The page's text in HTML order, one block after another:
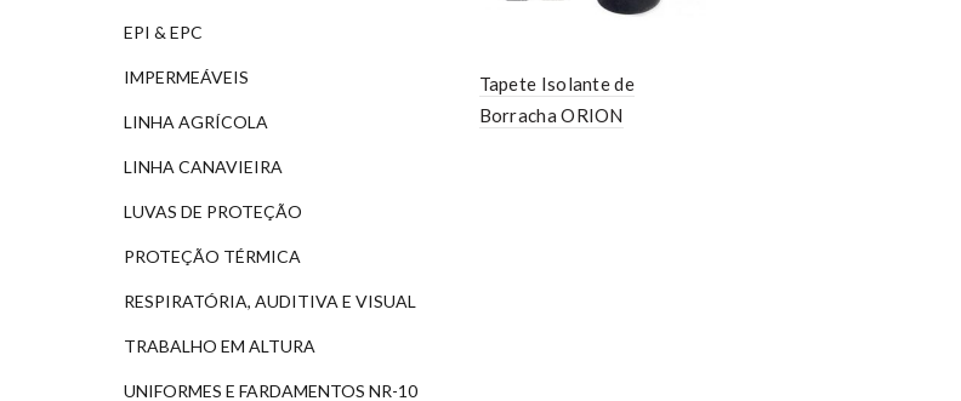
Tapete Isolante de
Borracha ORION
EPI & EPC
IMPERMEÁVEIS
LINHA AGRÍCOLA
LINHA CANAVIEIRA
LUVAS DE PROTEÇÃO
PROTEÇÃO TÉRMICA
RESPIRATÓRIA, AUDITIVA E VISUAL
TRABALHO EM ALTURA
UNIFORMES E FARDAMENTOS NR-10